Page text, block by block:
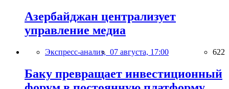
Азербайджан централизует
управление медиа
Экспресс-анализ, 07 августа, 17:00 622
Баку превращает инвестиционный